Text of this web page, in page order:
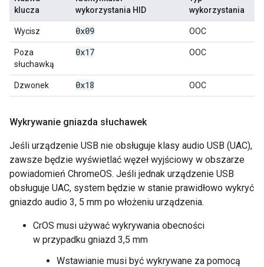
klucza
wykorzystania HID
wykorzystania
Wycisz 0x09 OOC
Poza
słuchawką
0x17 OOC
Dzwonek 0x18 OOC
Wykrywanie gniazda słuchawek
Jeśli urządzenie USB nie obsługuje klasy audio USB (UAC),
zawsze będzie wyświetlać węzeł wyjściowy w obszarze
powiadomień ChromeOS. Jeśli jednak urządzenie USB
obsługuje UAC, system będzie w stanie prawidłowo wykryć
gniazdo audio 3, 5 mm po włożeniu urządzenia.
CrOS musi używać wykrywania obecności
w przypadku gniazd 3,5 mm
Wstawianie musi być wykrywane za pomocą